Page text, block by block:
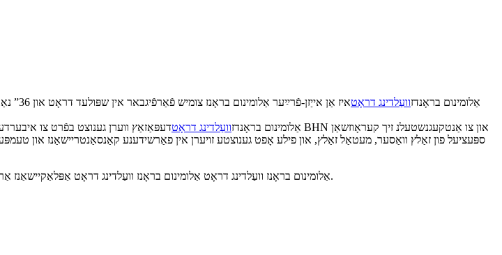
ERCuAl-A1 אַלומינום בראָנדזוועַלדינג דראָט
איז אַן
ERCuAl-A1 אַלומינום בראָנדזוועַלדינג דראָט
ספּעציעל פון זאַלץ וואַסער, מעטאַל זאַלץ, און פילע אָפט גענוצטע זויערן אין פאַרשידענע קאַנסאַנטריישאַנז און
ERCuAl-A1 אַלומינום בראָנז וועַלדינג דראָט אַלומינום בראָנז וועַלדינג דראָט אַפּלאַקיישאַנז אַרייַננעמען רער שיץ, ווענטיל זיצן, פּיקלינג כוקס, ימפּעלערז, כעמישע געוויקסן, און פּאַפּ מילס.